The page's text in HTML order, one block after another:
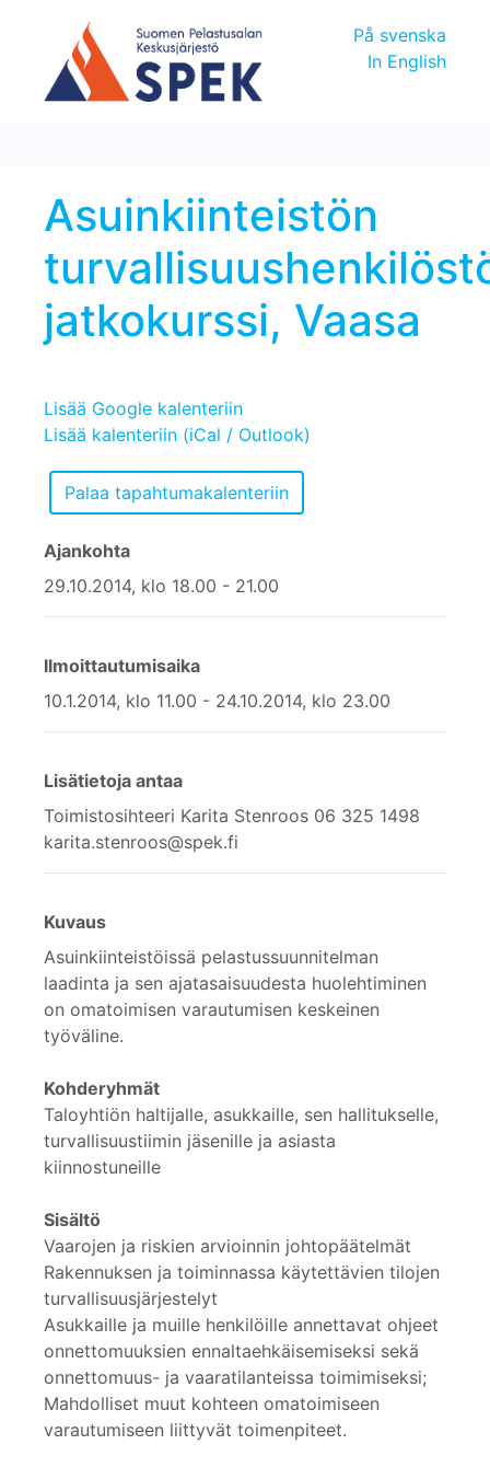
På svenska
In English
Asuinkiinteistön
jatkokurssi, Vaasa
Lisää Google kalenteriin
Lisää kalenteriin (iCal / Outlook)
Ajankohta
29.10.2014, klo 18.00 - 21.00
Ilmoittautumisaika
10.1.2014, klo 11.00 - 24.10.2014, klo 23.00
Lisätietoja antaa
Toimistosihteeri Karita Stenroos 06 325 1498
karita.stenroos@spek.fi
Kuvaus
Asuinkiinteistöissä pelastussuunnitelman
laadinta ja sen ajatasaisuudesta huolehtiminen
on omatoimisen varautumisen keskeinen
työväline.
Kohderyhmät
Taloyhtiön haltijalle, asukkaille, sen hallitukselle,
turvallisuustiimin jäsenille ja asiasta
kiinnostuneille
Sisältö
Vaarojen ja riskien arvioinnin johtopäätelmät
Rakennuksen ja toiminnassa käytettävien tilojen
turvallisuusjärjestelyt
Asukkaille ja muille henkilöille annettavat ohjeet
onnettomuuksien ennaltaehkäisemiseksi sekä
onnettomuus- ja vaaratilanteissa toimimiseksi;
Mahdolliset muut kohteen omatoimiseen
varautumiseen liittyvät toimenpiteet.